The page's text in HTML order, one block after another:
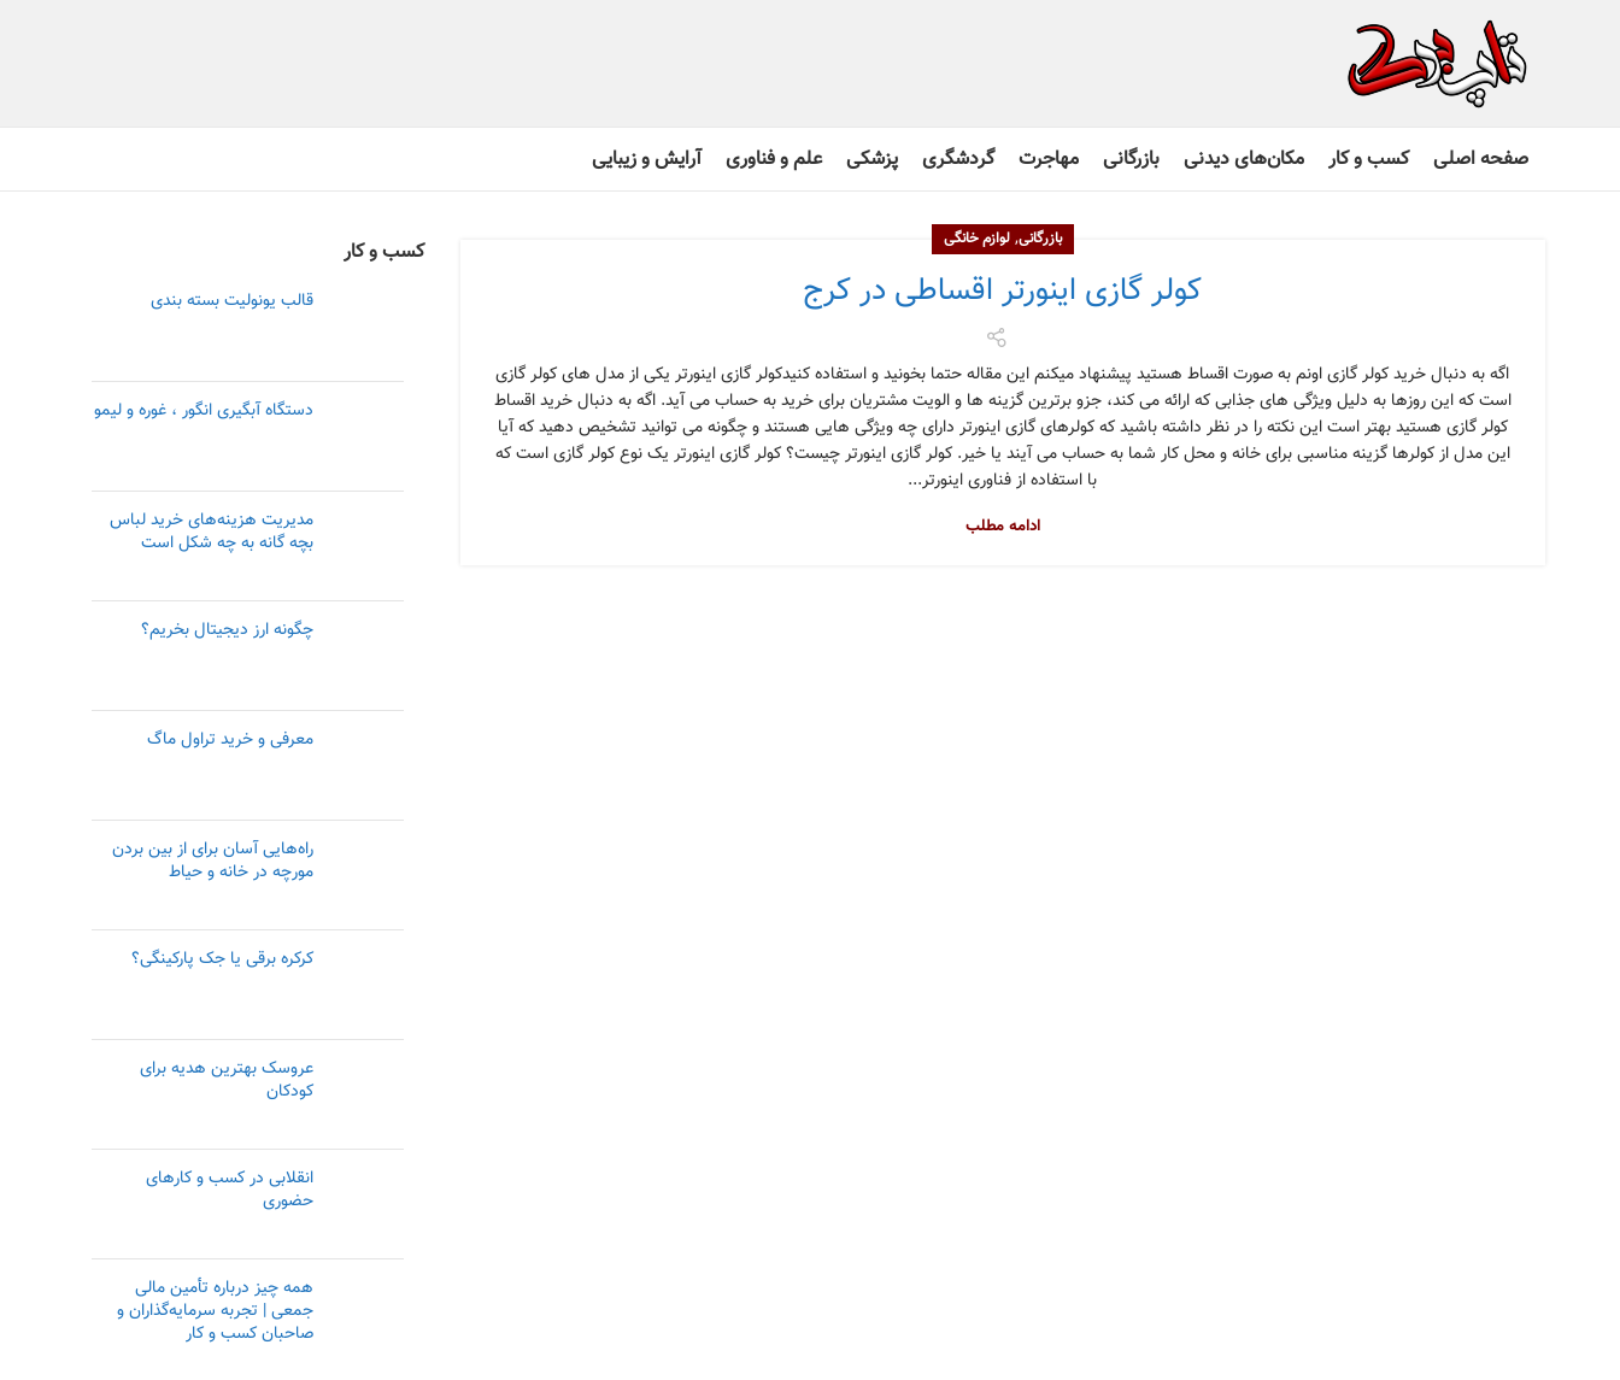
صفحه اصلی کسب و کار مکان‌های دیدنی بازرگانی مهاجرت گردشگری پزشکی علم و فناوری آرایش و زیبایی
بازرگانی,لوازم خانگی
کولر گازی اینورتر اقساطی در کرج
اگه به دنبال خرید کولر گازی اونم به صورت اقساط هستید پیشنهاد میکنم این مقاله حتما بخونید و استفاده کنیدکولر گازی اینورتر یکی از مدل های کولر گازی
است که این روزها به دلیل ویژگی های جذابی که ارائه می کند، جزو برترین گزینه ها و الویت مشتریان برای خرید به حساب می آید. اگه به دنبال خرید اقساط
کولر گازی هستید بهتر است این نکته را در نظر داشته باشید که کولرهای گازی اینورتر دارای چه ویژگی هایی هستند و چگونه می توانید تشخیص دهید که آیا
این مدل از کولرها گزینه مناسبی برای خانه و محل کار شما به حساب می آیند یا خیر. کولر گازی اینورتر چیست؟ کولر گازی اینورتر یک نوع کولر گازی است که
با استفاده از فناوری اینورتر...
ادامه مطلب
کسب و کار
قالب یونولیت بسته بندی
دستگاه آبگیری انگور ، غوره و لیمو
مدیریت هزینه‌های خرید لباس
بچه گانه به چه شکل است
چگونه ارز دیجیتال بخریم؟
معرفی و خرید تراول ماگ
راه‌هایی آسان برای از بین بردن
مورچه در خانه و حیاط
کرکره برقی یا جک پارکینگی؟
عروسک بهترین هدیه برای
کودکان
انقلابی در کسب و کار‌های
حضوری
همه چیز درباره تأمین مالی
جمعی | تجربه سرمایه‌گذاران و
صاحبان کسب و کار